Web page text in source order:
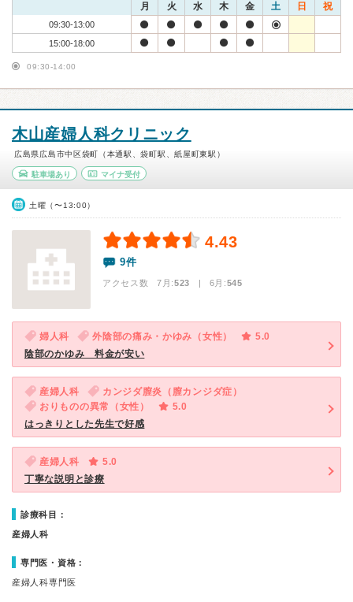
月 火 水 木 金 土 日 祝
09:30-13:00
15:00-18:00
09:30-14:00
木山産婦人科クリニック
広島県広島市中区袋町（本通駅、袋町駅、紙屋町東駅）
駐車場あり マイナ受付
土曜（〜13:00）
4.43
9件
アクセス数 7月:523 | 6月:545
婦人科 外陰部の痛み・かゆみ（女性）
5.0
陰部のかゆみ 料金が安い
産婦人科
カンジダ膣炎（膣カンジダ症）
おりものの異常（女性）
5.0
はっきりとした先生で好感
産婦人科
5.0
丁寧な説明と診療
診療科目：
産婦人科
専門医・資格：
産婦人科専門医